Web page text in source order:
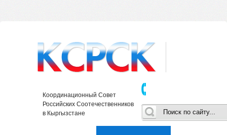
Координационный Совет
Российских Соотечественников
в Кыргызстане